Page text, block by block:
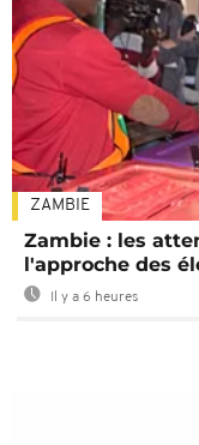
ZAMBIE
Zambie : les
l'approche des
Il y a 6 heures